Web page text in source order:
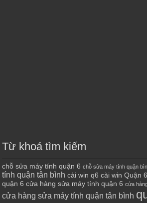
Từ khoá tìm kiếm
chỗ sửa máy tính quận 6 chỗ sửa máy tính quận
tính quận tân bình cài win q6 cài win Quận 6
quận 6 cửa hàng sửa máy tính quận 6 cửa
cửa hàng sửa máy tính quận tân bình